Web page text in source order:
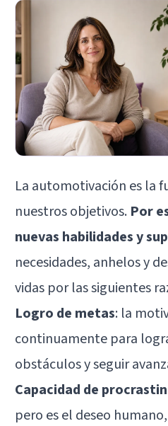
La automotivación es la
nuestros objetivos. Por
nuevas habilidades y
necesidades, anhelos y
vidas por las siguientes
Logro de metas: la
continuamente para
obstáculos y seguir
Capacidad de
pero es el deseo